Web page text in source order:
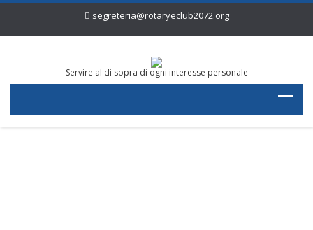
segreteria@rotaryeclub2072.org
Servire al di sopra di ogni interesse personale